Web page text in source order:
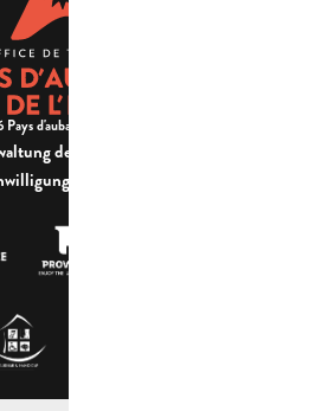
d'aubagne et de l'étoile -
der